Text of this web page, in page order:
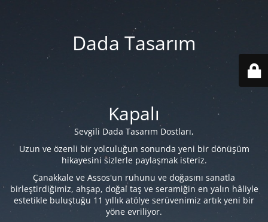
Dada Tasarım
Kapalı
Sevgili Dada Tasarım Dostları,
Uzun ve özenli bir yolculuğun sonunda yeni bir dönüşüm
hikayesini sizlerle paylaşmak isteriz.
Çanakkale ve Assos'un ruhunu ve doğasını sanatla
birleştirdiğimiz, ahşap, doğal taş ve seramiğin en yalın hâliyle
estetikle buluştuğu 11 yıllık atölye serüvenimiz artık yeni bir
yöne evriliyor.